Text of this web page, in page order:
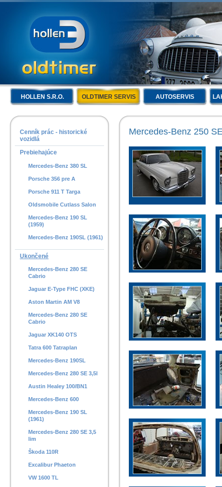
HOLLEN S.R.O. OLDTIMER SERVIS AUTOSERVIS
Cenník prác - historické
vozidlá
Prebiehajúce
Mercedes-Benz 380 SL
Porsche 356 pre A
Porsche 911 T Targa
Oldsmobile Cutlass Salon
Mercedes-Benz 190 SL
(1959)
Mercedes-Benz 190SL (1961)
Ukončené
Mercedes-Benz 280 SE
Cabrio
Jaguar E-Type FHC (XKE)
Aston Martin AM V8
Mercedes-Benz 280 SE
Cabrio
Jaguar XK140 OTS
Tatra 600 Tatraplan
Mercedes-Benz 190SL
Mercedes-Benz 280 SE 3,5l
Austin Healey 100/BN1
Mercedes-Benz 600
Mercedes-Benz 190 SL
(1961)
Mercedes-Benz 280 SE 3,5
lim
Škoda 110R
Excalibur Phaeton
VW 1600 TL
Mercedes-Benz 250